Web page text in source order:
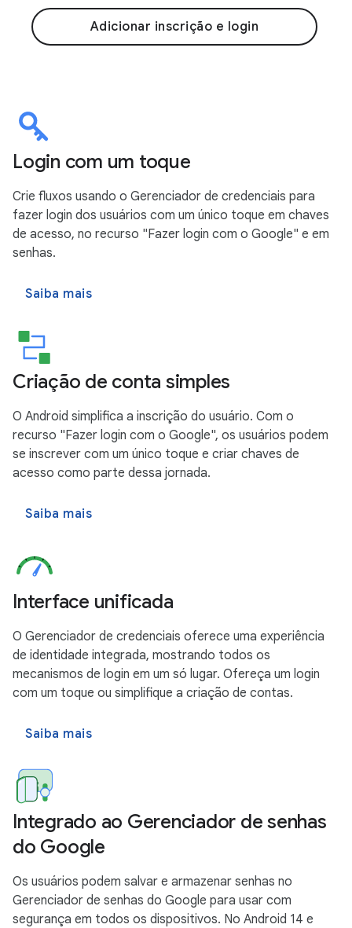
Adicionar inscrição e login
Login com um toque
Crie fluxos usando o Gerenciador de credenciais para
fazer login dos usuários com um único toque em chaves
de acesso, no recurso "Fazer login com o Google" e em
senhas.
Saiba mais
Criação de conta simples
O Android simplifica a inscrição do usuário. Com o
recurso "Fazer login com o Google", os usuários podem
se inscrever com um único toque e criar chaves de
acesso como parte dessa jornada.
Saiba mais
Interface unificada
O Gerenciador de credenciais oferece uma experiência
de identidade integrada, mostrando todos os
mecanismos de login em um só lugar. Ofereça um login
com um toque ou simplifique a criação de contas.
Saiba mais
Integrado ao Gerenciador de senhas
do Google
Os usuários podem salvar e armazenar senhas no
Gerenciador de senhas do Google para usar com
segurança em todos os dispositivos. No Android 14 e